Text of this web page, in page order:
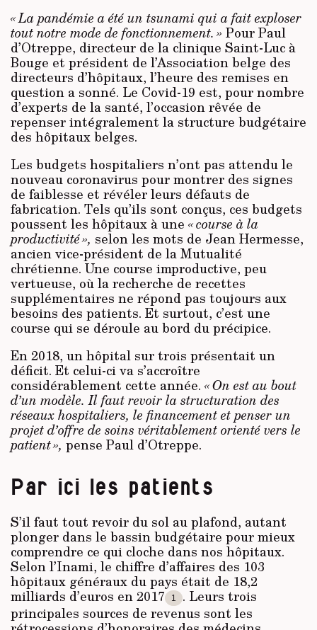
« La pandémie a été un tsunami qui a fait exploser
tout notre mode de fonctionnement. » Pour Paul
d’Otreppe, directeur de la clinique Saint-Luc à
Bouge et président de l’Association belge des
directeurs d’hôpitaux, l’heure des remises en
question a sonné. Le Covid-19 est, pour nombre
d’experts de la santé, l’occasion rêvée de
repenser intégralement la structure budgétaire
des hôpitaux belges.
Les budgets hospitaliers n’ont pas attendu le
nouveau coronavirus pour montrer des signes
de faiblesse et révéler leurs défauts de
fabrication. Tels qu’ils sont conçus, ces budgets
poussent les hôpitaux à une « course à la
productivité », selon les mots de Jean Hermesse,
ancien vice-président de la Mutualité
chrétienne. Une course improductive, peu
vertueuse, où la recherche de recettes
supplémentaires ne répond pas toujours aux
besoins des patients. Et surtout, c’est une
course qui se déroule au bord du précipice.
En 2018, un hôpital sur trois présentait un
déficit. Et celui-ci va s’accroître
considérablement cette année. « On est au bout
d’un modèle. Il faut revoir la structuration des
réseaux hospitaliers, le financement et penser un
projet d’offre de soins véritablement orienté vers le
patient », pense Paul d’Otreppe.
Par ici les patients
S’il faut tout revoir du sol au plafond, autant
plonger dans le bassin budgétaire pour mieux
comprendre ce qui cloche dans nos hôpitaux.
Selon l’Inami, le chiffre d’affaires des 103
hôpitaux généraux du pays était de 18,2
milliards d’euros en 2017
1
. Leurs trois
principales sources de revenus sont les